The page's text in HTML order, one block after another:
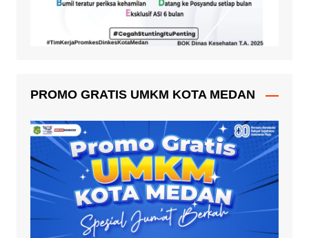
PROMO GRATIS UMKM KOTA MEDAN